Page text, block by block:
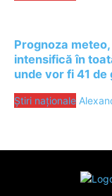
Prognoza
intensifică în
unde vor fi 41 de
Știri naționale